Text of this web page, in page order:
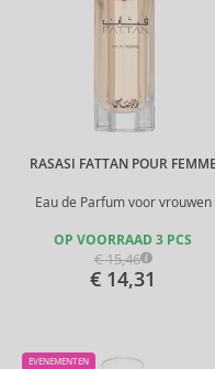
RASASI FATTAN POUR FEMME
Eau de Parfum voor vrouwen
OP VOORRAAD 3 PCS
€ 15,46
€ 14,31
EVENEMENTEN